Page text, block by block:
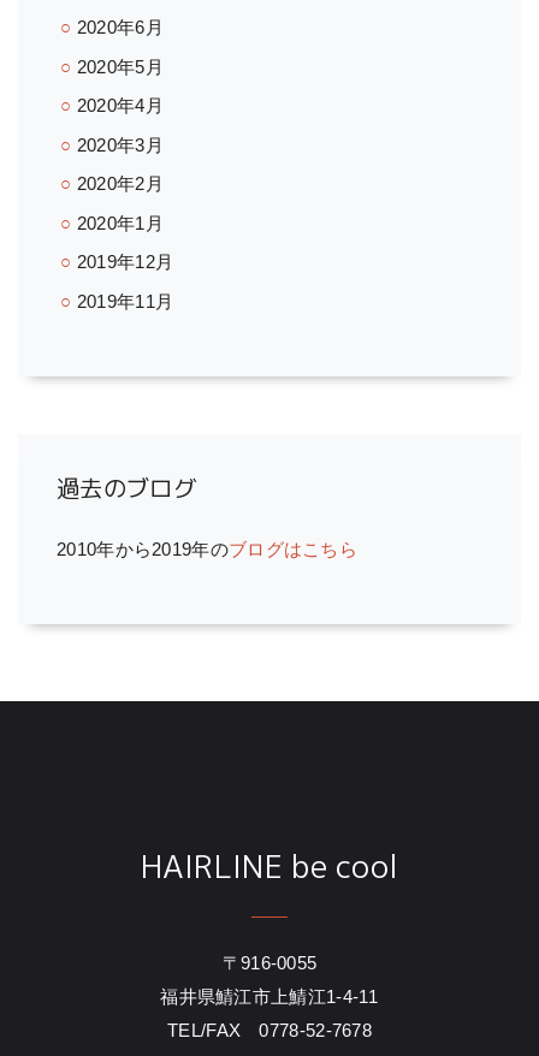
2020年6月
2020年5月
2020年4月
2020年3月
2020年2月
2020年1月
2019年12月
2019年11月
過去のブログ
2010年から2019年のブログはこちら
HAIRLINE be cool
〒916-0055
福井県鯖江市上鯖江1-4-11
TEL/FAX 0778-52-7678